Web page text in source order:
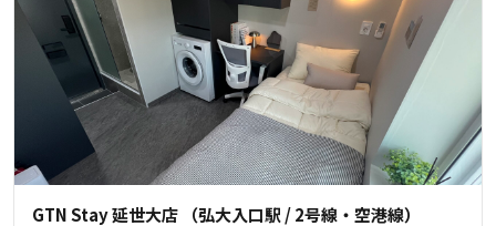
GTN Stay 延世大店 （弘大入口駅 / 2号線・空港線）